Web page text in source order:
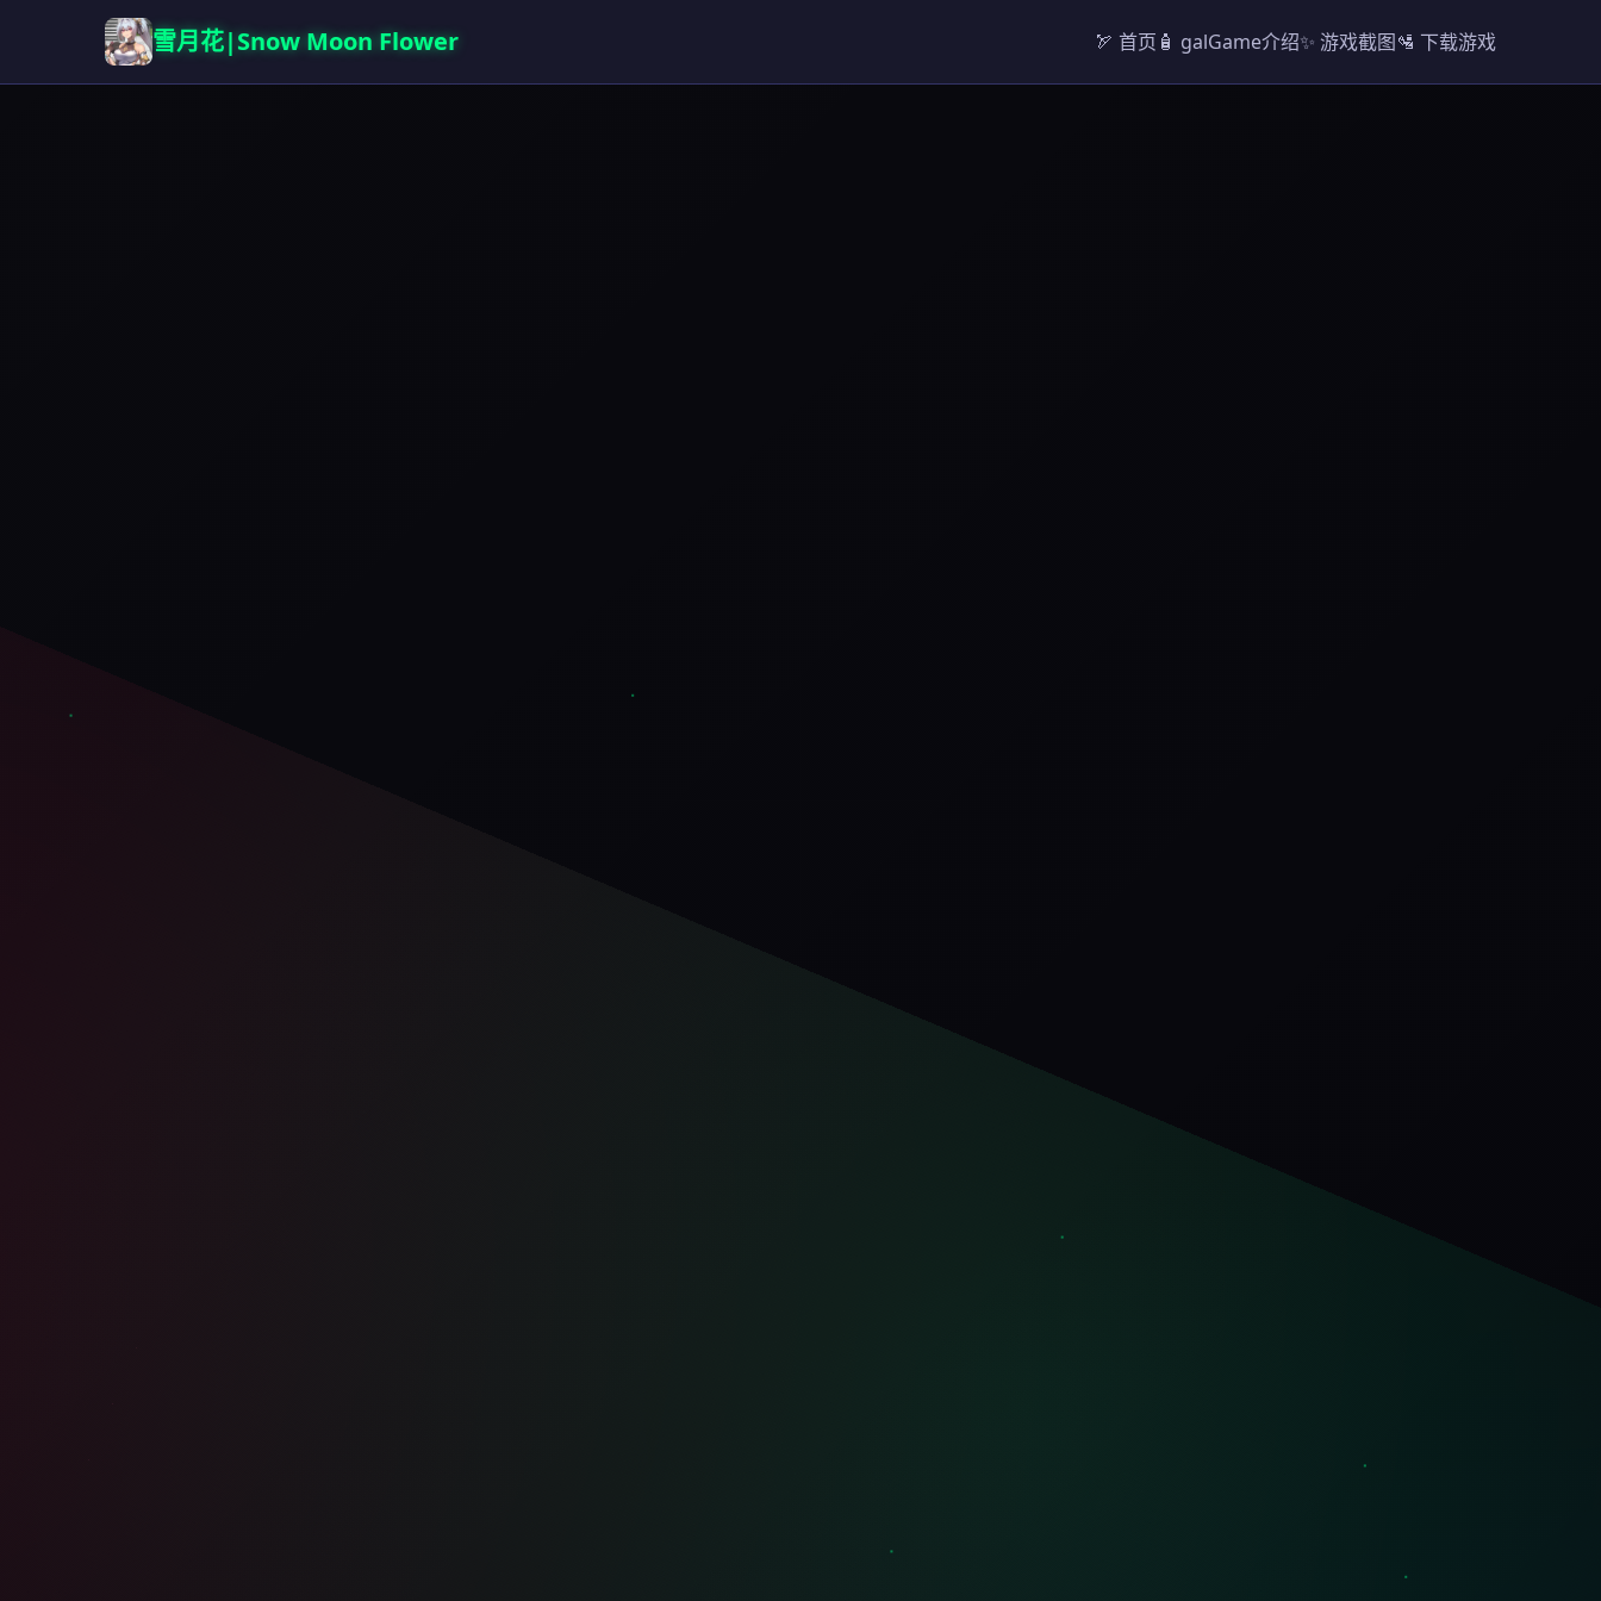
雪月花|Snow Moon Flower 🏹 首页 🧴 galGame介绍✨ 游戏截图🛂 下载游戏